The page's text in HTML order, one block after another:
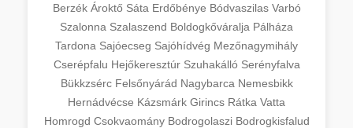
Berzék Ároktő Sáta Erdőbénye Bódvaszilas Varbó
Szalonna Szalaszend Boldogkőváralja Pálháza
Tardona Sajóecseg Sajóhídvég Mezőnagymihály
Cserépfalu Hejőkeresztúr Szuhakálló Serényfalva
Bükkzsérc Felsőnyárád Nagybarca Nemesbikk
Hernádvécse Kázsmárk Girincs Rátka Vatta
Homrogd Csokvaomány Bodrogolaszi Bodrogkisfalud